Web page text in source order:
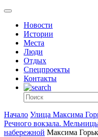
Новости
Истории
Места
Люди
Отдых
Спецпроекты
Контакты
Начало Улица Максима
Речного вокзала.
набережной Максима